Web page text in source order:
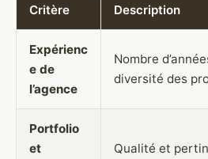
Critère Description
Expérienc
e de
l’agence
Nombre
diversité des
Portfolio
et
Qualité et